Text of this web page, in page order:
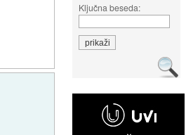
Ključna beseda: